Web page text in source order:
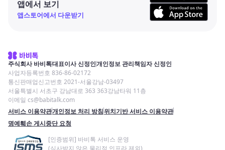
앱에서 보기
앱스토어에서 다운받기
주식회사 바비톡대표이사 신정인개인정보 관리책임자 신정인
사업자등록번호 836-86-02172
통신판매업신고번호 2021-서울강남-03497
서울특별시 서초구 강남대로 363 363강남타워 11층
이메일 cs@babitalk.com
서비스 이용약관개인정보 처리 방침위치기반 서비스 이용약관
명예훼손 게시중단 요청
[인증범위] 바비톡 서비스 운영
(심사받지 않은 물리적 인프라 제외)